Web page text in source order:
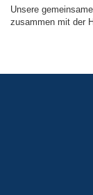
Unsere
zusammen mit der